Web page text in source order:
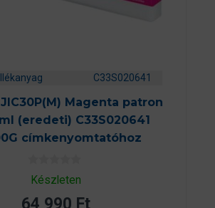
C33S020641
Magenta patron
(eredeti) C33S020641
címkenyomtatóhoz
0
a
5
Készleten
64 990 Ft